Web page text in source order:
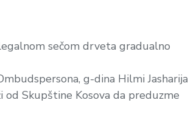
sečom drveta gradualno
g-dina Hilmi Jasharija
Skupštine Kosova da preduzme